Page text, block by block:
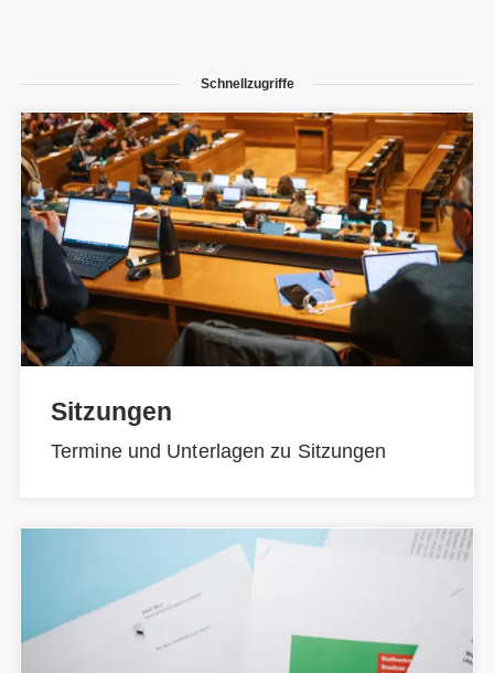
Schnellzugriffe
Sitzungen
Termine und Unterlagen zu Sitzungen